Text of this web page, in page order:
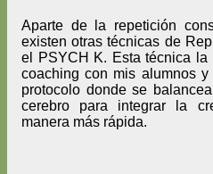
Aparte de la repetición
existen otras técnicas de
el PSYCH K. Esta técnica
coaching con mis alumnos
protocolo donde se
cerebro para integrar la
manera más rápida.